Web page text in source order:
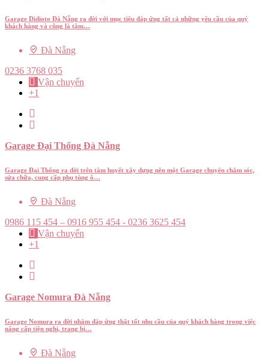
Garage Didioto Đà Nẵng ra đời với mục tiêu đáp ứng tất cả những yêu cầu của quý
khách hàng và cũng là tâm…
Đà Nẵng
0236 3768 035
Vận chuyển
+1
Garage Đại Thống Đà Nẵng
Garage Đại Thống ra đời trên tâm huyết xây dựng nên một Garage chuyên chăm sóc,
sửa chữa, cung cấp phụ tùng ô…
Đà Nẵng
0986 115 454 – 0916 955 454 - 0236 3625 454
Vận chuyển
+1
Garage Nomura Đà Nẵng
Garage Nomura ra đời nhằm đáp ứng thật tốt nhu cầu của quý khách hàng trong việc
nâng cấp tiện nghi, trang bị…
Đà Nẵng